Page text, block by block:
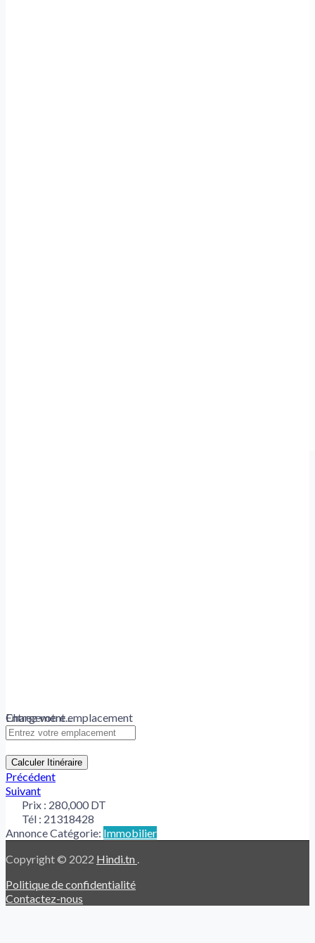
Chargement...
Entrez votre emplacement
Calculer Itinéraire
Précédent
Suivant
Prix : 280,000 DT
Tél : 21318428
Annonce Catégorie: Immobilier
Copyright © 2022 Hindi.tn .
Politique de confidentialité
Contactez-nous